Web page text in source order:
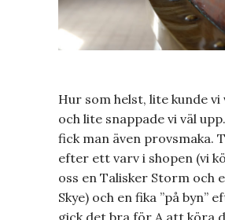
Hur som helst, lite kunde vi
och lite snappade vi väl
fick man även provsmaka.
efter ett varv i shopen (vi
oss en Talisker Storm och
Skye) och en fika ”på byn”